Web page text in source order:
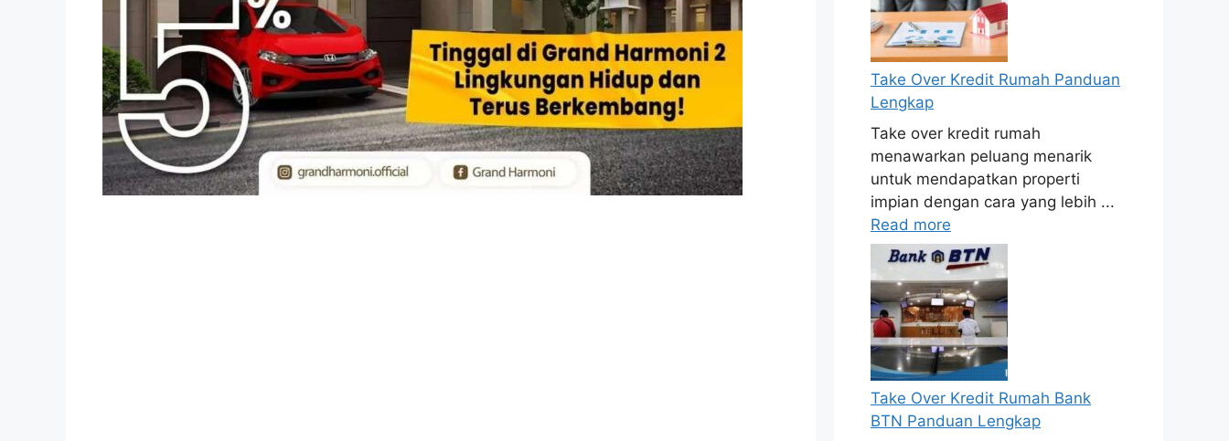
Take Over Kredit Rumah Panduan
Lengkap
Take over kredit rumah
menawarkan peluang menarik
untuk mendapatkan properti
impian dengan cara yang lebih ...
Read more
Take Over Kredit Rumah Bank
BTN Panduan Lengkap